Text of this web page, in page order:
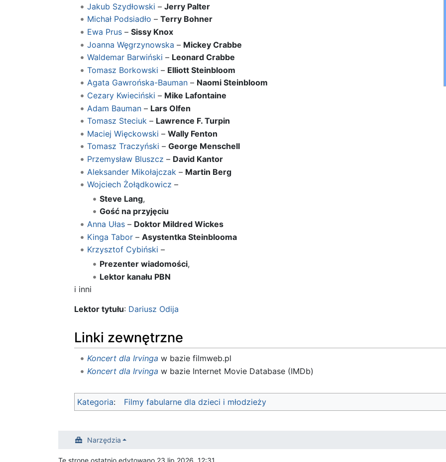
Jakub Szydłowski – Jerry Palter
Michał Podsiadło – Terry Bohner
Ewa Prus– Sissy Knox
Joanna Węgrzynowska – Mickey Crabbe
Waldemar Barwiński – Leonard Crabbe
Tomasz Borkowski – Elliott Steinbloom
Agata Gawrońska-Bauman– Naomi Steinbloom
Cezary Kwieciński – Mike Lafontaine
Adam Bauman– Lars Olfen
Tomasz Steciuk– Lawrence F. Turpin
Maciej Więckowski – Wally Fenton
Tomasz Traczyński – George Menschell
Przemysław Bluszcz – David Kantor
Aleksander Mikołajczak – Martin Berg
Wojciech Żołądkowicz –
Steve Lang,
Gość na przyjęciu
Anna Ułas– Doktor Mildred Wickes
Kinga Tabor– Asystentka Steinblooma
Krzysztof Cybiński –
Prezenter wiadomości,
Lektor kanału PBN
i inni
Lektor tytułu: Dariusz Odija
Linki zewnętrzne
Koncert dla Irvinga w bazie filmweb.pl
Koncert dla Irvinga w bazie Internet Movie Database (IMDb)
Kategoria: Filmy fabularne dla dzieci i młodzieży
Narzędzia
Tę stronę ostatnio edytowano 23 lip 2026, 12:31.